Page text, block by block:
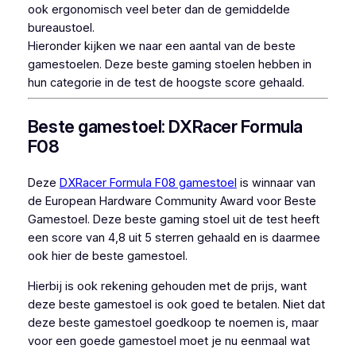
ook ergonomisch veel beter dan de gemiddelde
bureaustoel.
Hieronder kijken we naar een aantal van de beste
gamestoelen. Deze beste gaming stoelen hebben in
hun categorie in de test de hoogste score gehaald.
Beste gamestoel: DXRacer Formula
F08
Deze DXRacer Formula F08 gamestoel is winnaar van
de European Hardware Community Award voor Beste
Gamestoel. Deze beste gaming stoel uit de test heeft
een score van 4,8 uit 5 sterren gehaald en is daarmee
ook hier de beste gamestoel.
Hierbij is ook rekening gehouden met de prijs, want
deze beste gamestoel is ook goed te betalen. Niet dat
deze beste gamestoel goedkoop te noemen is, maar
voor een goede gamestoel moet je nu eenmaal wat